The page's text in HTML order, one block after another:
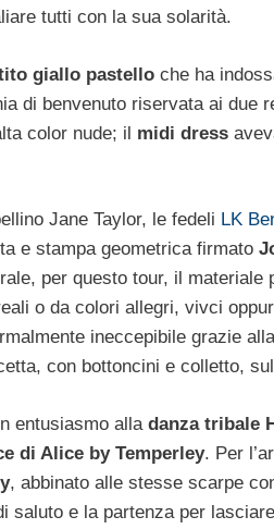
tutti con la sua solarità.
giallo pastello che ha
di benvenuto riservata ai
color nude; il midi dress
Jane Taylor, le fedeli LK
e stampa geometrica firmato
per questo tour, il materiale
o da colori allegri, vivci
ineccepibile grazie
con bottoncini e colletto,
entusiasmo alla danza tribale
di Alice by Temperley. Per
, abbinato alle stesse scarpe
saluto e la partenza per